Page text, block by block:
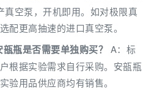
真空泵，开机即用。如对极限真
配更高抽速的进口真空泵。
瓶是否需要单独购买？ A：标
根据实验需求自行采购。安瓿瓶
验用品供应商均有销售。